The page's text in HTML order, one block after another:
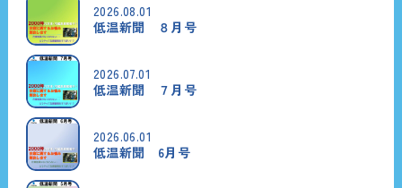
2026.08.01
低温新聞 ８月号
2026.07.01
低温新聞 ７月号
2026.06.01
低温新聞 6月号